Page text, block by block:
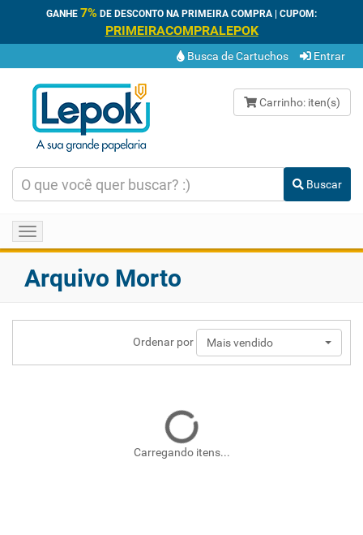
GANHE 7% DE DESCONTO NA PRIMEIRA COMPRA | CUPOM:
PRIMEIRACOMPRALEPOK
Busca de Cartuchos Entrar
Carrinho: iten(s)
Buscar
Toggle
navigation
Arquivo Morto
Ordenar por Mais vendido
Carregando itens...